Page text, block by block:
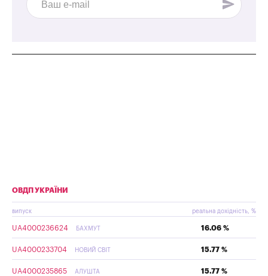
ОВДП УКРАЇНИ
випуск реальна дохідність, %
UA4000236624 БАХМУТ 16.06 %
UA4000233704 НОВИЙ СВІТ 15.77 %
UA4000235865 АЛУШТА 15.77 %